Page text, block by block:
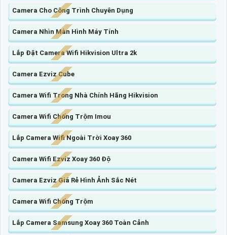
Camera Cho Công Trình Chuyên Dụng
Camera Nhìn Màn Hình Máy Tính
Lắp Đặt Camera Wifi Hikvision Ultra 2k
Camera Ezviz Cube
Camera Wifi Trong Nhà Chính Hãng Hikvision
Camera Wifi Chống Trộm Imou
Lắp Camera Wifi Ngoài Trời Xoay 360
Camera Wifi Ezviz Xoay 360 Độ
Camera Ezviz Giá Rẻ Hình Ảnh Sắc Nét
Camera Wifi Chống Trộm
Lắp Camera Samsung Xoay 360 Toàn Cảnh